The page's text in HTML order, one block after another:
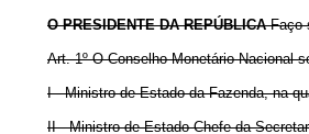
O PRESIDENTE DA REPÚBLICAFaço
Art. 1º O Conselho Monetário Nacional
I - Ministro de Estado da Fazenda, na
II - Ministro de Estado Chefe da